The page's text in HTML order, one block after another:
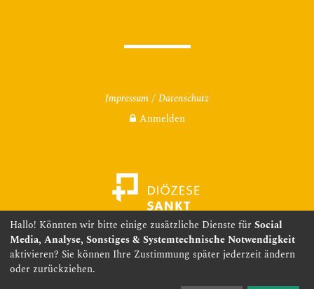
Impressum
Datenschutz
Anmelden
Hallo! Könnten wir bitte einige zusätzliche Dienste fürSocial
Media, Analyse, Sonstiges & Systemtechnische Notwendigkeit
aktivieren? Sie können Ihre Zustimmung später jederzeit ändern
oder zurückziehen.